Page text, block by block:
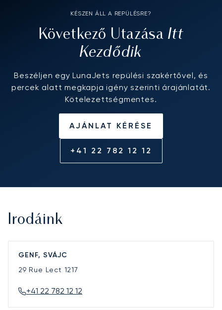
KÉSZEN ÁLL A REPÜLÉSRE?
Következő Utazása Itt
Kezdődik
Beszéljen egy LunaJets repülési szakértővel, és
percek alatt megkapja igény szerinti árajánlatát.
Kötelezettségmentes.
AJÁNLAT KÉRÉSE
+41 22 782 12 12
Irodáink
GENF, SVÁJC
29 Rue Lect 1217
+41 22 782 12 12